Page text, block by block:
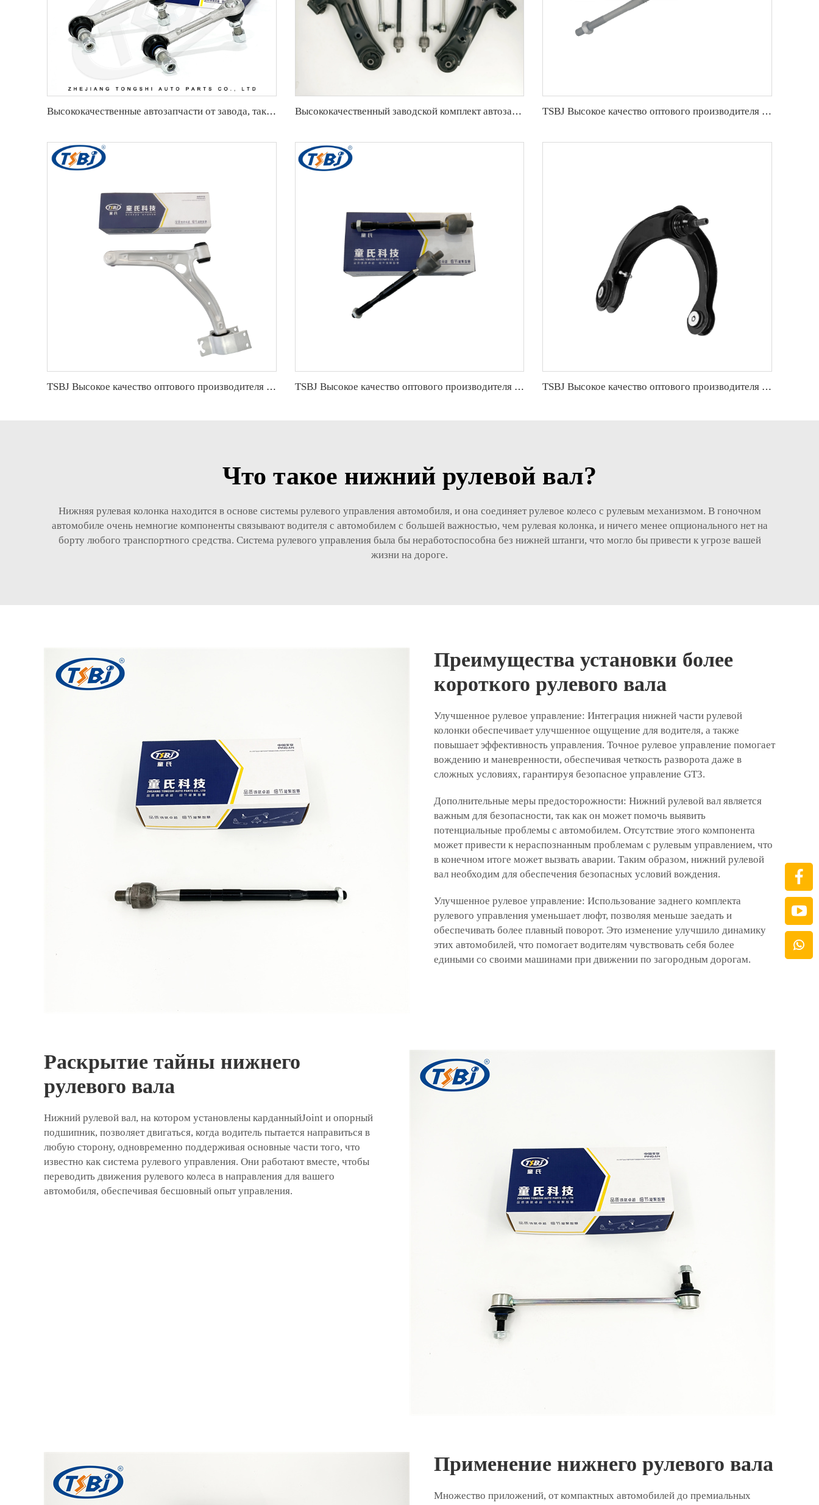
Высококачественные автозапчасти от завода, такие как стабилизаторная связь для Hongqi H5 OE:TSL-HQ-001 Высококачественный заводской комплект автозапчастей, аналогичный комплекту шарниров рулевых тяг и рычагов подвески для SAIC DATONG G100 ОЕ TSBJ Высокое качество оптового производителя наконечника рулевой тяги для Mercedes C series W204 OE 2043380415 2043380015
TSBJ Высокое качество оптового производителя переднего нижнего рычага подвески для Mercedes B series W246 OE 2463301707 2463304700 2423300700 TSBJ Высокое качество оптового производителя наконечника рулевой тяги для Mercedes B series W246 OE A2463380000 48521-5DA0A TSBJ Высокое качество оптового производителя переднего нижнего рычага подвески для GRAND CHEROKEE IV (WK, WK2) 2011- ОЕ 68217809AA
Что такое нижний рулевой вал?
Нижняя рулевая колонка находится в основе системы рулевого управления автомобиля, и она соединяет рулевое колесо с рулевым механизмом. В гоночном
автомобиле очень немногие компоненты связывают водителя с автомобилем с большей важностью, чем рулевая колонка, и ничего менее опционального нет на
борту любого транспортного средства. Система рулевого управления была бы неработоспособна без нижней штанги, что могло бы привести к угрозе вашей
жизни на дороге.
Преимущества установки более
короткого рулевого вала
Улучшенное рулевое управление: Интеграция нижней части рулевой
колонки обеспечивает улучшенное ощущение для водителя, а также
повышает эффективность управления. Точное рулевое управление помогает
вождению и маневренности, обеспечивая четкость разворота даже в
сложных условиях, гарантируя безопасное управление GT3.
Дополнительные меры предосторожности: Нижний рулевой вал является
важным для безопасности, так как он может помочь выявить
потенциальные проблемы с автомобилем. Отсутствие этого компонента
может привести к нераспознанным проблемам с рулевым управлением, что
в конечном итоге может вызвать аварии. Таким образом, нижний рулевой
вал необходим для обеспечения безопасных условий вождения.
Улучшенное рулевое управление: Использование заднего комплекта
рулевого управления уменьшает люфт, позволяя меньше заедать и
обеспечивать более плавный поворот. Это изменение улучшило динамику
этих автомобилей, что помогает водителям чувствовать себя более
едиными со своими машинами при движении по загородным дорогам.
Раскрытие тайны нижнего
рулевого вала
Нижний рулевой вал, на котором установлены карданныйJoint и опорный
подшипник, позволяет двигаться, когда водитель пытается направиться в
любую сторону, одновременно поддерживая основные части того, что
известно как система рулевого управления. Они работают вместе, чтобы
переводить движения рулевого колеса в направления для вашего
автомобиля, обеспечивая бесшовный опыт управления.
Применение нижнего рулевого вала
Множество приложений, от компактных автомобилей до премиальных